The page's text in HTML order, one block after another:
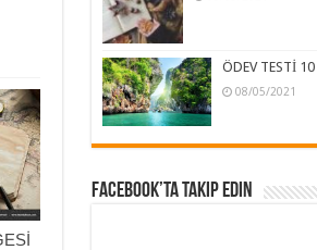
ÖDEV TESTİ 10
08/05/2021
Facebook’ta Takip Edin